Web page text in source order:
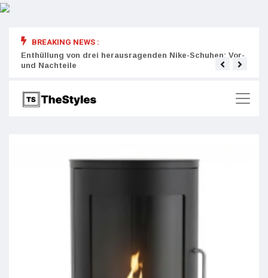
BREAKING NEWS :
Enthüllung von drei herausragenden Nike-Schuhen: Vor-
und Nachteile